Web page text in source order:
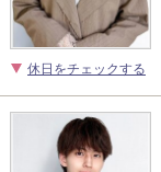
休日をチェックする